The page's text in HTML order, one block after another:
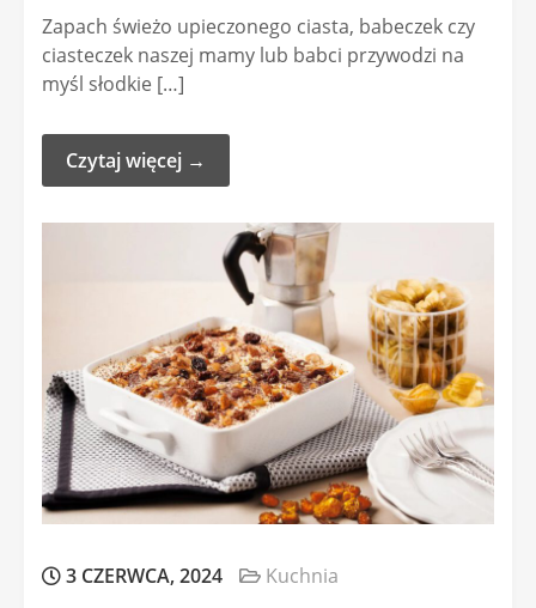
Zapach świeżo upieczonego ciasta, babeczek czy
ciasteczek naszej mamy lub babci przywodzi na
myśl słodkie […]
Czytaj więcej →
3 CZERWCA, 2024 Kuchnia